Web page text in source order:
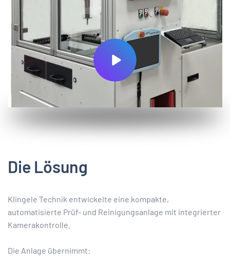
Die Lösung
Klingele Technik entwickelte eine kompakte,
automatisierte Prüf- und Reinigungsanlage mit integrierter
Kamerakontrolle.
Die Anlage übernimmt: